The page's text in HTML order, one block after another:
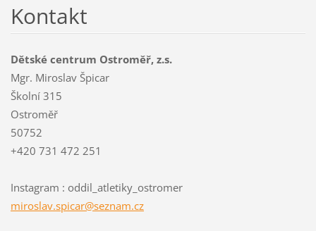
Kontakt
Dětské centrum Ostroměř, z.s.
Mgr. Miroslav Špicar
Školní 315
Ostroměř
50752
+420 731 472 251
Instagram : oddil_atletiky_ostromer
miroslav.spicar@seznam.cz